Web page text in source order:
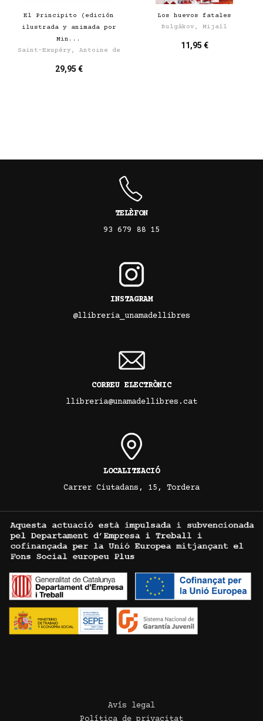
El Principito (edición
ilustrada y animada por
Min...
Saint-Exupéry, Antoine de
29,95 €
Los huevos fatales
Bulgákov, Mijaíl
11,95 €
TELÈFON
93 679 88 15
INSTAGRAM
@llibreria_unamadellibres
CORREU ELECTRÒNIC
llibreria@unamadellibres.cat
LOCALITZACIÓ
Carrer Ciutadans, 15, Tordera
Avís legal
Política de privacitat